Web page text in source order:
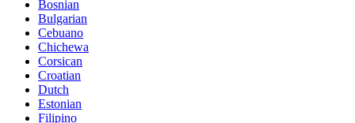
Bosnian
Bulgarian
Cebuano
Chichewa
Corsican
Croatian
Dutch
Estonian
Filipino